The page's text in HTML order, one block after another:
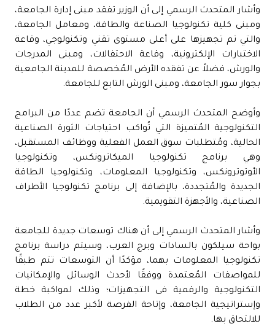
وأشار المتحدث الرسمي إلى أن الوزير تفقد مبنى إدارة الجامعة،
ومبنى كلية تكنولوجيا الصناعة والطاقة، ومعامل الجامعة،
والتي تم تجهيزها على أعلى مستوى تقني وتكنولوجي، وقاعة
الاختبارات الإلكترونية، وقاعة الاحتفالات، ومبنى المدرجات
والورش، فضلاً عن تفقده الأرض المُخصصة للمدينة الجامعية
بجوار سور الجامعة، ومبنى الورش التابع للجامعة.
وأوضح المتحدث الرسمي أن الجامعة تضم عددًا من البرامج
التكنولوجية المُتميزة التي تُواكب احتياجات الثورة الصناعية
الحالية، ومُتطلبات سوق العمل الفعلية ووظائف المستقبل،
وهي برنامج تكنولوجيا الميكاترونكس، وتكنولوجيا
الأوتوترونكس، وتكنولوجيا المعلومات، وتكنولوجيا الطاقة
الجديدة والمُتجددة، بالإضافة إلى برنامج تكنولوجيا الأطراف
الصناعية، والأجهزة التقويمية.
وأشار المتحدث الرسمي إلى أن هناك توسعات جديدة للجامعة
بواحة سيلكون بالسادات وبرج العرب، وسيتم دراسة برنامج
تكنولوجيا المعلومات بهما، مؤكدًا أن التوسعات تتم طبقًا
للمواصفات المُعتمدة ووفقًا لأحدث الوسائل والإمكانيات
التكنولوجية والرقمية فى التجهيزات؛ وذلك لمواكبة خطة
وإستراتيجية الجامعة، وإتاحة الفرصة لأكبر عدد من الطلاب
للالتحاق بها.